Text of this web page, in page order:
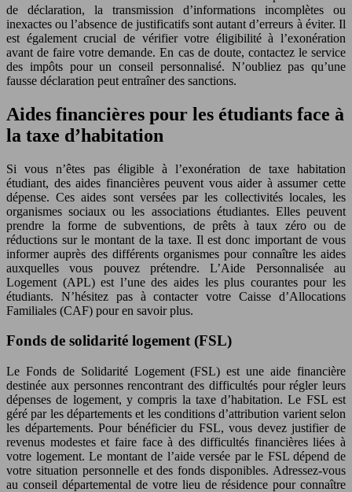
de déclaration, la transmission d’informations incomplètes ou
inexactes ou l’absence de justificatifs sont autant d’erreurs à éviter. Il
est également crucial de vérifier votre éligibilité à l’exonération
avant de faire votre demande. En cas de doute, contactez le service
des impôts pour un conseil personnalisé. N’oubliez pas qu’une
fausse déclaration peut entraîner des sanctions.
Aides financières pour les étudiants face à
la taxe d’habitation
Si vous n’êtes pas éligible à l’exonération de taxe habitation
étudiant, des aides financières peuvent vous aider à assumer cette
dépense. Ces aides sont versées par les collectivités locales, les
organismes sociaux ou les associations étudiantes. Elles peuvent
prendre la forme de subventions, de prêts à taux zéro ou de
réductions sur le montant de la taxe. Il est donc important de vous
informer auprès des différents organismes pour connaître les aides
auxquelles vous pouvez prétendre. L’Aide Personnalisée au
Logement (APL) est l’une des aides les plus courantes pour les
étudiants. N’hésitez pas à contacter votre Caisse d’Allocations
Familiales (CAF) pour en savoir plus.
Fonds de solidarité logement (FSL)
Le Fonds de Solidarité Logement (FSL) est une aide financière
destinée aux personnes rencontrant des difficultés pour régler leurs
dépenses de logement, y compris la taxe d’habitation. Le FSL est
géré par les départements et les conditions d’attribution varient selon
les départements. Pour bénéficier du FSL, vous devez justifier de
revenus modestes et faire face à des difficultés financières liées à
votre logement. Le montant de l’aide versée par le FSL dépend de
votre situation personnelle et des fonds disponibles. Adressez-vous
au conseil départemental de votre lieu de résidence pour connaître